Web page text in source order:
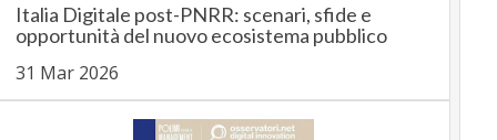
Italia Digitale post-PNRR: scenari, sfide e
opportunità del nuovo ecosistema pubblico
31 Mar 2026